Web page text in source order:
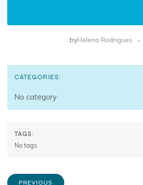
byHelena Rodrigues -
CATEGORIES:
No category
TAGS:
No tags
PREVIOUS